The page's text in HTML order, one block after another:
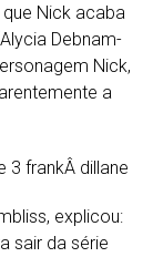
Nick acaba
Debnam-
Nick,
a
explicou:
sair da série